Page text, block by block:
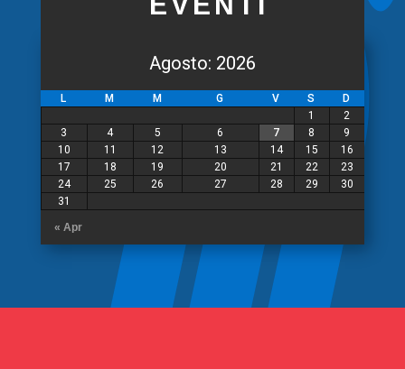
Agosto: 2026
L M M G V S D
« Apr
1
2
3
4 5 6 7 8
9
10
11 12 13 14 15
16
17
18 19 20 21 22
23
24
25 26 27 28 29
30
31